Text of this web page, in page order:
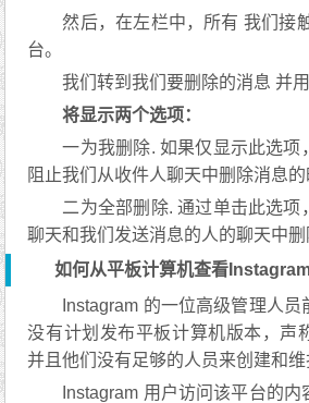
然后，在左栏中，所有 我们接
台。
我们转到我们要删除的消息 并
将显示两个选项：
一为我删除. 如果仅显示此选项
阻止我们从收件人聊天中删除消息的
二为全部删除. 通过单击此选项
聊天和我们发送消息的人的聊天中删
如何从平板计算机查看
Instagram 的一位高级管理人
没有计划发布平板计算机版本，声
并且他们没有足够的人员来创建和维
Instagram 用户访问该平台的